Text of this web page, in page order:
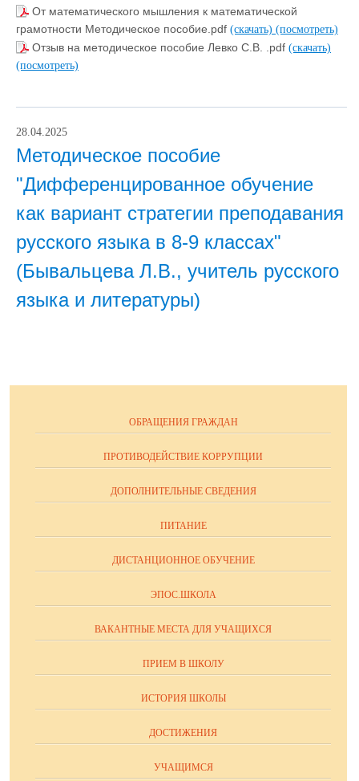
От математического мышления к математической
грамотности Методическое пособие.pdf (скачать) (посмотреть)
Отзыв на методическое пособие Левко С.В. .pdf (скачать)
(посмотреть)
28.04.2025
Методическое пособие
"Дифференцированное обучение
как вариант стратегии преподавания
русского языка в 8-9 классах"
(Бывальцева Л.В., учитель русского
языка и литературы)
ОБРАЩЕНИЯ ГРАЖДАН
ПРОТИВОДЕЙСТВИЕ КОРРУПЦИИ
ДОПОЛНИТЕЛЬНЫЕ СВЕДЕНИЯ
ПИТАНИЕ
ДИСТАНЦИОННОЕ ОБУЧЕНИЕ
ЭПОС.ШКОЛА
ВАКАНТНЫЕ МЕСТА ДЛЯ УЧАЩИХСЯ
ПРИЕМ В ШКОЛУ
ИСТОРИЯ ШКОЛЫ
ДОСТИЖЕНИЯ
УЧАЩИМСЯ